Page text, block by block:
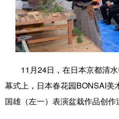
法律 中央文件
食品 人居
彩票 娱乐
11月24日，在日本京都清水
幕式上，日本春花园BONSAI美
国雄（左一）表演盆栽作品创作